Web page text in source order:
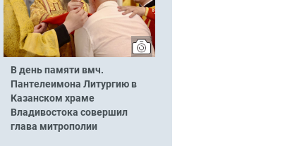
В день памяти вмч.
Пантелеимона Литургию в
Казанском храме
Владивостока совершил
глава митрополии